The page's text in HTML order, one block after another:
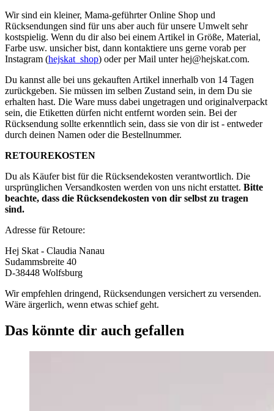
Wir sind ein kleiner, Mama-geführter Online Shop und
Rücksendungen sind für uns aber auch für unsere Umwelt sehr
kostspielig. Wenn du dir also bei einem Artikel in Größe, Material,
Farbe usw. unsicher bist, dann kontaktiere uns gerne vorab per
Instagram (hejskat_shop) oder per Mail unterhej@hejskat.com.
Du kannst alle bei uns gekauften Artikel innerhalb von 14 Tagen
zurückgeben. Sie müssen im selben Zustand sein, in dem Du sie
erhalten hast. Die Ware muss dabei ungetragen und originalverpackt
sein, die Etiketten dürfen nicht entfernt worden sein. Bei der
Rücksendung sollte erkenntlich sein, dass sie von dir ist - entweder
durch deinen Namen oder die Bestellnummer.
RETOUREKOSTEN
Du als Käufer bist für die Rücksendekosten verantwortlich. Die
ursprünglichen Versandkosten werden von uns nicht erstattet. Bitte
beachte, dass die Rücksendekosten von dir selbst zu tragen
sind.
Adresse für Retoure:
Hej Skat - Claudia Nanau
Sudammsbreite 40
D-38448 Wolfsburg
Wir empfehlen dringend, Rücksendungen versichert zu versenden.
Wäre ärgerlich, wenn etwas schief geht.
Das könnte dir auch gefallen